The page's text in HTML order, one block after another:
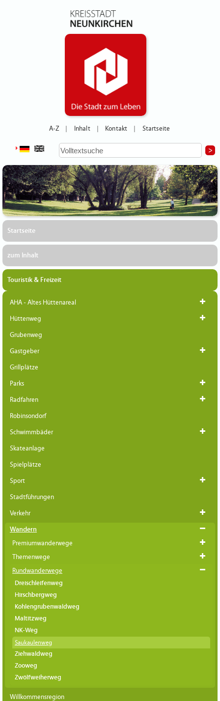
A-Z Inhalt Kontakt Startseite
Startseite
zum Inhalt
Touristik & Freizeit
AHA - Altes Hüttenareal
Hüttenweg
Grubenweg
Gastgeber
Grillplätze
Parks
Radfahren
Robinsondorf
Schwimmbäder
Skateanlage
Spielplätze
Sport
Stadtführungen
Verkehr
Wandern
Premiumwanderwege
Themenwege
Rundwanderwege
Dreischleifenweg
Hirschbergweg
Kohlengrubenwaldweg
Maltitzweg
NK-Weg
Saukaulenweg
Ziehwaldweg
Zooweg
Zwölfweiherweg
Willkommensregion